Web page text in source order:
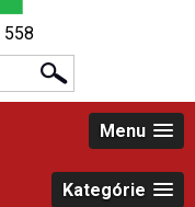
558
Menu
Kategórie